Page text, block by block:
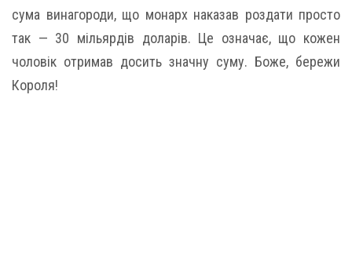
сума винагороди, що монарх наказав роздати просто
так — 30 мільярдів доларів. Це означає, що кожен
чоловік отримав досить значну суму. Боже, бережи
Короля!